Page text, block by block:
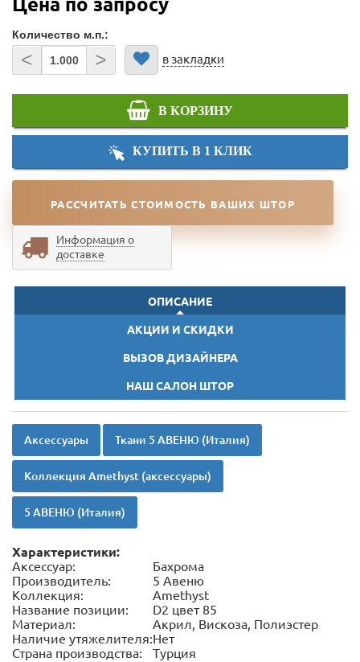
Цена по запросу
Количество м.п.:
< > в закладки
В КОРЗИНУ
КУПИТЬ В 1 КЛИК
РАССЧИТАТЬ СТОИМОСТЬ ВАШИХ ШТОР
Информация о
доставке
ОПИСАНИЕ
АКЦИИ И СКИДКИ
ВЫЗОВ ДИЗАЙНЕРА
НАШ САЛОН ШТОР
Аксессуары Ткани 5 АВЕНЮ (Италия)
Коллекция Amethyst (аксессуары)
5 АВЕНЮ (Италия)
Характеристики:
Аксессуар:
Бахрома
Производитель:
5 Авеню
Коллекция:
Amethyst
Название позиции:
D2 цвет 85
Материал:
Акрил, Вискоза, Полиэстер
Наличие утяжелителя:Нет
Страна производства:
Турция